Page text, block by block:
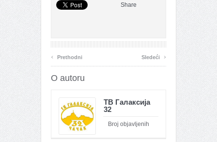
Share
‹ Prethodni Sledeći ›
O autoru
ТВ Галаксија
32
Broj objavljenih